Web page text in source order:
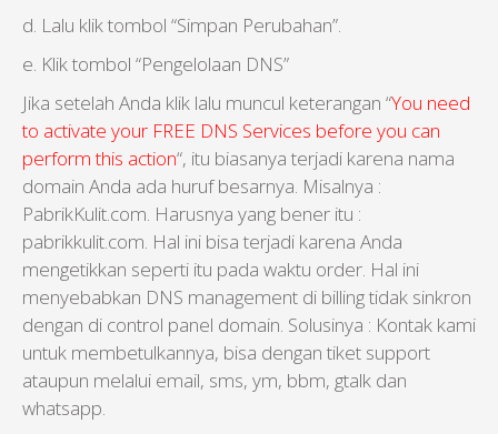
d. Lalu klik tombol “Simpan Perubahan”.
e. Klik tombol “Pengelolaan DNS”
Jika setelah Anda klik lalu muncul keterangan “You need
to activate your FREE DNS Services before you can
perform this action“, itu biasanya terjadi karena nama
domain Anda ada huruf besarnya. Misalnya :
PabrikKulit.com. Harusnya yang bener itu :
pabrikkulit.com. Hal ini bisa terjadi karena Anda
mengetikkan seperti itu pada waktu order. Hal ini
menyebabkan DNS management di billing tidak sinkron
dengan di control panel domain. Solusinya : Kontak kami
untuk membetulkannya, bisa dengan tiket support
ataupun melalui email, sms, ym, bbm, gtalk dan
whatsapp.